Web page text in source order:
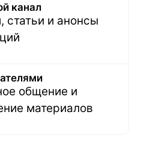
канал
статьи и анонсы
общение и
материалов